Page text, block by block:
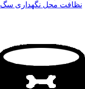
نظافت محل نگهداری سگ